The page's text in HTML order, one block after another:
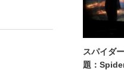
スパイダ
題：